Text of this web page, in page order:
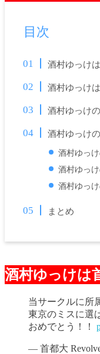
目次
酒村ゆっけ
酒村ゆっけ
酒村ゆっけ
酒村ゆっけ
酒村ゆっ
酒村ゆっ
酒村ゆっ
まとめ
酒村ゆっけは
当サークルに所
東京のミスに選
おめでとう！！
— 首都大